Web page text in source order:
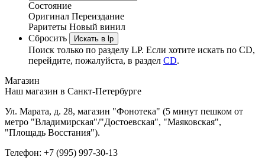
Состояние
Оригинал Переиздание
Раритеты Новый винил
Сбросить
Искать в lp
Поиск только по разделу LP. Если хотите искать по CD,
перейдите, пожалуйста, в раздел CD.
Магазин
Наш магазин в Санкт-Петербурге
Ул. Марата, д. 28, магазин "Фонотека" (5 минут пешком от
метро "Владимирская"/"Достоевская", "Маяковская",
"Площадь Восстания").
Телефон: +7 (995) 997-30-13